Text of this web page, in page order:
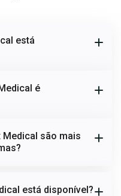
está
é
Medical são mais
está disponível?